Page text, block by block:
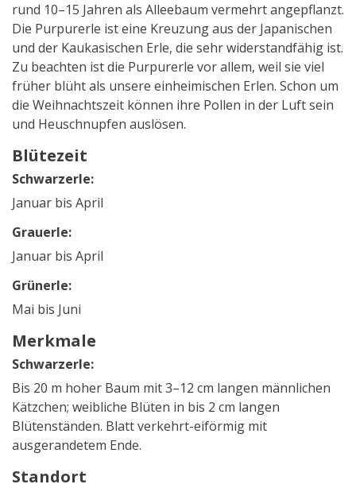
rund 10–15 Jahren als Alleebaum vermehrt angepflanzt.
Die Purpurerle ist eine Kreuzung aus der Japanischen
und der Kaukasischen Erle, die sehr widerstandfähig ist.
Zu beachten ist die Purpurerle vor allem, weil sie viel
früher blüht als unsere einheimischen Erlen. Schon um
die Weihnachtszeit können ihre Pollen in der Luft sein
und Heuschnupfen auslösen.
Blütezeit
Schwarzerle:
Januar bis April
Grauerle:
Januar bis April
Grünerle:
Mai bis Juni
Merkmale
Schwarzerle:
Bis 20 m hoher Baum mit 3–12 cm langen männlichen
Kätzchen; weibliche Blüten in bis 2 cm langen
Blütenständen. Blatt verkehrt-eiförmig mit
ausgerandetem Ende.
Standort